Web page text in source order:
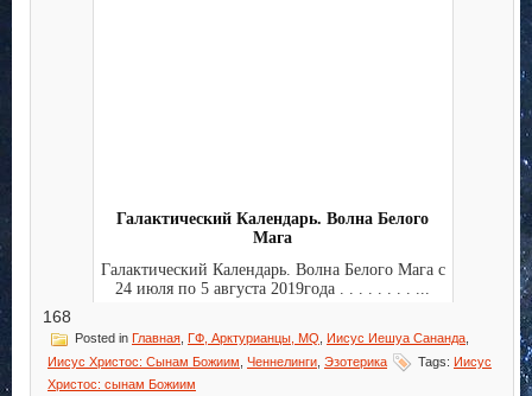
Галактический Календарь. Волна Белого
Мага
Галактический Календарь. Волна Белого Мага с
24 июля по 5 августа 2019года . . . . . . . . ...
168
Posted in Главная ГФ, Арктурианцы, MQ Иисус Иешуа Сананда
Иисус Христос: Сынам Божиим Ченнелинги Эзотерика Tags: Иисус
Христос: сынам Божиим